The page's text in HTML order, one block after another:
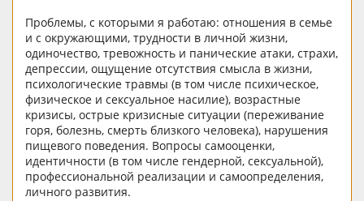
Проблемы, с которыми я работаю: отношения в семье
и с окружающими, трудности в личной жизни,
одиночество, тревожность и панические атаки, страхи,
депрессии, ощущение отсутствия смысла в жизни,
психологические травмы (в том числе психическое,
физическое и сексуальное насилие), возрастные
кризисы, острые кризисные ситуации (переживание
горя, болезнь, смерть близкого человека), нарушения
пищевого поведения. Вопросы самооценки,
идентичности (в том числе гендерной, сексуальной),
профессиональной реализации и самоопределения,
личного развития.